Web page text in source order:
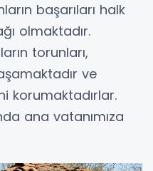
başarıları halk
olmaktadır.
torunları,
ve
korumaktadırlar.
ana vatanımıza